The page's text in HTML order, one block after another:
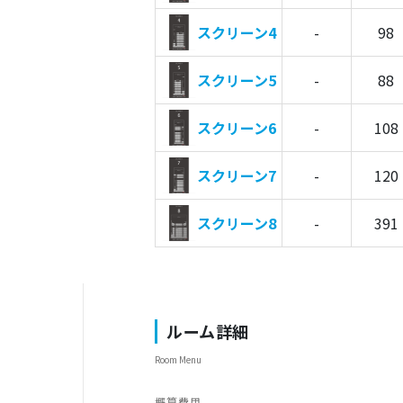
スクリーン4 - 98
スクリーン5 - 88
スクリーン6 - 108
スクリーン7 - 120
スクリーン8 - 391
ルーム詳細
Room Menu